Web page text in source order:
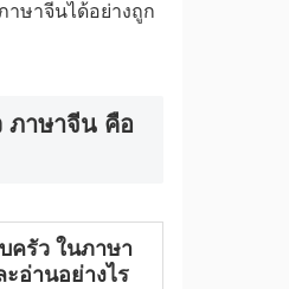
าษาจีนได้อย่างถูก
ภาษาจีน คือ
ครัว ในภาษา
อ่านอย่างไร